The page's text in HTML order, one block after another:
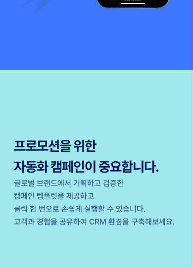
프로모션을 위한
자동화 캠페인이 중요합니다.
글로벌 브랜드에서 기획하고 검증한
캠페인 템플릿을 제공하고
클릭 한 번으로 손쉽게 실행할 수 있습니다.
고객과 경험을 공유하여 CRM 환경을 구축해보세요.